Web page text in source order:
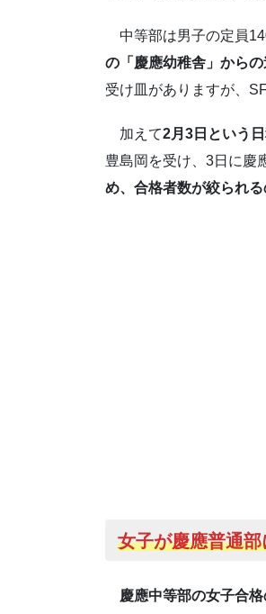
中等部は男子の定員
の「慶應幼稚舎」から
受け皿がありますが、
加えて2月3日という
豊島岡を受け、3日に慶
め、合格者数が絞られる
女子が慶應普通
慶應中等部の女子合